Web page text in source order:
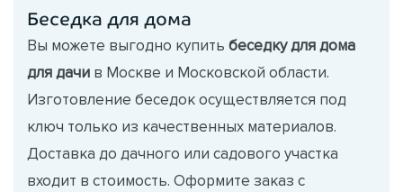
Беседка для дома
Вы можете выгодно купить беседку для дома
для дачи в Москве и Московской области.
Изготовление беседок осуществляется под
ключ только из качественных материалов.
Доставка до дачного или садового участка
входит в стоимость. Оформите заказ с